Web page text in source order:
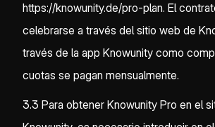
https://knowunity.de/pro-plan. El
celebrarse a través del sitio web de
través de la app Knowunity como
cuotas se pagan mensualmente.
3.3 Para obtener Knowunity Pro en el